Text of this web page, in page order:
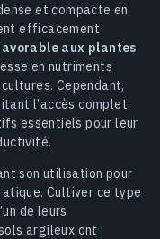
et compacte en
efficacement
aux plantes
en nutriments
Cependant,
l’accès complet
essentiels pour leur
son utilisation pour
Cultiver ce type
de leurs
argileux ont